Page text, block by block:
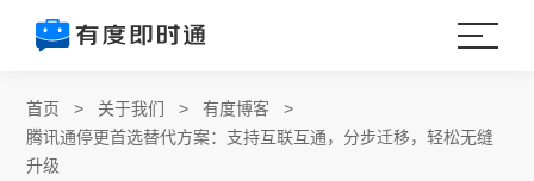
首页 > 关于我们 >有度博客 >
腾讯通停更首选替代方案：支持互联互通，分步迁移，轻松无缝
升级